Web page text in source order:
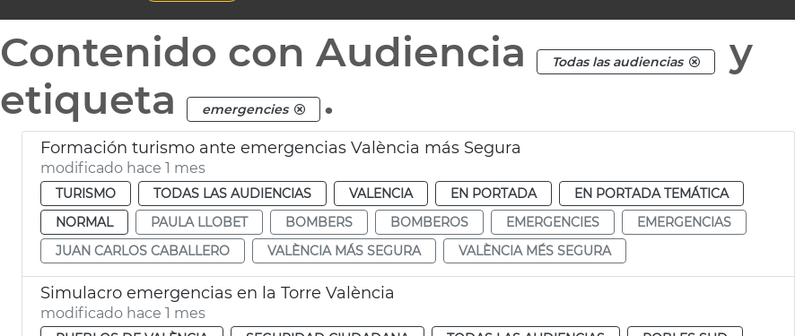
Contenido con Audiencia Todas las audiencias
y
etiqueta
emergencies .
Formación turismo ante emergencias València más Segura
modificado hace 1 mes
TURISMO TODAS LAS AUDIENCIAS VALENCIA EN PORTADA
EN PORTADA TEMÁTICA
NORMAL
PAULA LLOBET BOMBERS BOMBEROS EMERGENCIES
EMERGENCIAS
JUAN CARLOS CABALLERO
VALÈNCIA MÁS SEGURA VALÈNCIA MÉS SEGURA
Simulacro emergencias en la Torre València
modificado hace 1 mes